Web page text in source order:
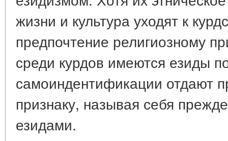
жизни и культура уходят к
предпочтение религиозному
среди курдов имеются езиды
самоиндентификации отдают
признаку, называя себя
езидами.